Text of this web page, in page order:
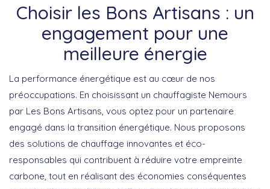
Choisir les Bons Artisans : un
engagement pour une
meilleure énergie
La performance énergétique est au cœur de nos
préoccupations. En choisissant un chauffagiste Nemours
par Les Bons Artisans, vous optez pour un partenaire
engagé dans la transition énergétique. Nous proposons
des solutions de chauffage innovantes et éco-
responsables qui contribuent à réduire votre empreinte
carbone, tout en réalisant des économies conséquentes